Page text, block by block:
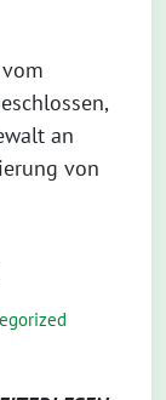
an
von